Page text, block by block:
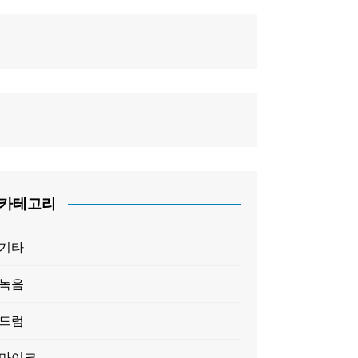
카테고리
기타
녹음
드럼